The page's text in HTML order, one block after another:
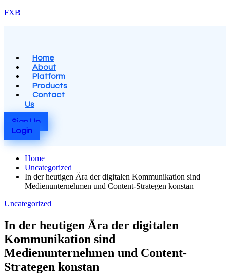
Skip
FXB
Menu
Home
About
Platform
Products
Contact
Us
Sign Up
Login
Home
Uncategorized
In der heutigen Ära der digitalen Kommunikation sind
Medienunternehmen und Content-Strategen konstan
Posted
Uncategorized
In der heutigen Ära der digitalen
Kommunikation sind
Medienunternehmen und Content-
Strategen konstan